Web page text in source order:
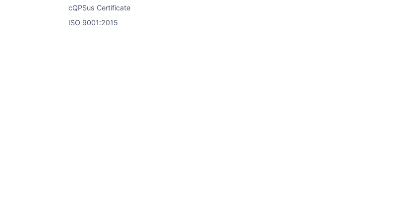
cQPSus Certificate
ISO 9001:2015